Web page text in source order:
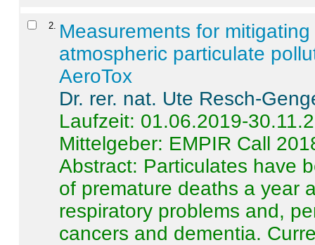
2
Measurements for
atmospheric particulate
AeroTox
Dr. rer. nat. Ute Resch-
Laufzeit: 01.06.2019-
Mittelgeber: EMPIR Call
Abstract: Particulates have
of premature deaths a year
respiratory problems and,
cancers and dementia.